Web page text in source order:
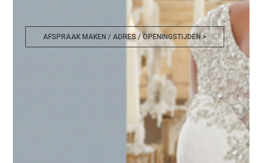
AFSPRAAK MAKEN / ADRES / OPENINGSTIJDEN >